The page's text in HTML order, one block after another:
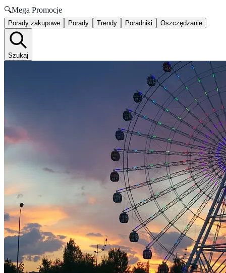
🔍Mega Promocje
Porady zakupowe Porady Trendy Poradniki Oszczędzanie
Szukaj